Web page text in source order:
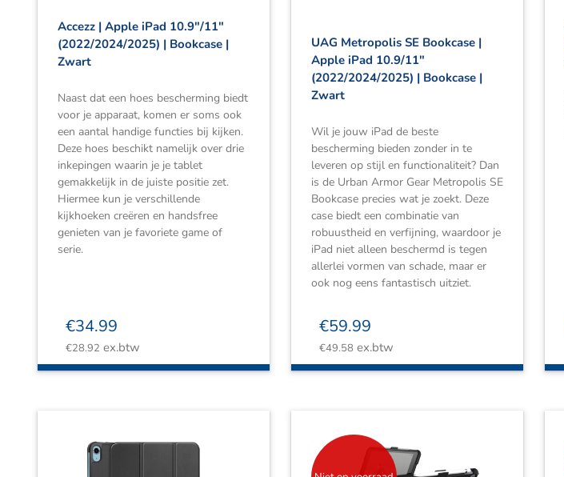
Accezz | Apple iPad 10.9″/11″
(2022/2024/2025) | Bookcase |
Zwart
Naast dat een hoes bescherming biedt
voor je apparaat, komen er soms ook
een aantal handige functies bij kijken.
Deze hoes beschikt namelijk over drie
inkepingen waarin je je tablet
gemakkelijk in de juiste positie zet.
Hiermee kun je verschillende
kijkhoeken creëren en handsfree
genieten van je favoriete game of
serie.
€34.99
€28.92 ex.btw
UAG Metropolis SE Bookcase |
Apple iPad 10.9/11″
(2022/2024/2025) | Bookcase |
Zwart
Wil je jouw iPad de beste
bescherming bieden zonder in te
leveren op stijl en functionaliteit? Dan
is de Urban Armor Gear Metropolis SE
Bookcase precies wat je zoekt. Deze
case biedt een combinatie van
robuustheid en verfijning, waardoor je
iPad niet alleen beschermd is tegen
allerlei vormen van schade, maar er
ook nog eens fantastisch uitziet.
€59.99
€49.58 ex.btw